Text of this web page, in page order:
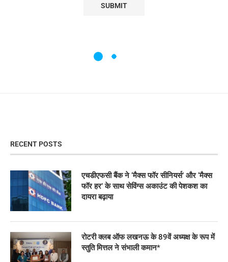
RECENT POSTS
एचडीएफसी बैंक ने ‘मैक्स फॉर सीनियर्स’ और ‘मैक्स
फॉर हर’ के साथ सेविंग्स अकाउंट की पेशकश का
दायरा बढ़ाया
रोटरी क्लब ऑफ लखनऊ के 89वें अध्यक्ष के रूप में
स्तुति मित्तल ने संभाली कमान*